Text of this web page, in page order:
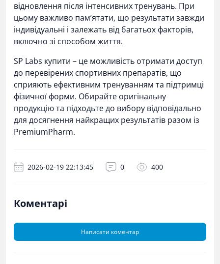
відновлення після інтенсивних тренувань. При
цьому важливо пам’ятати, що результати завжди
індивідуальні і залежать від багатьох факторів,
включно зі способом життя.
SP Labs купити – це можливість отримати доступ
до перевірених спортивних препаратів, що
сприяють ефективним тренуванням та підтримці
фізичної форми. Обирайте оригінальну
продукцію та підходьте до вибору відповідально
для досягнення найкращих результатів разом із
PremiumPharm.
2026-02-19 22:13:45 0 400
Коментарі
Написати коментар